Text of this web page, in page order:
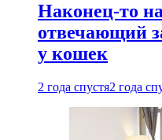
Наконец-то
отвечающий
у кошек
2 года спустя2 года